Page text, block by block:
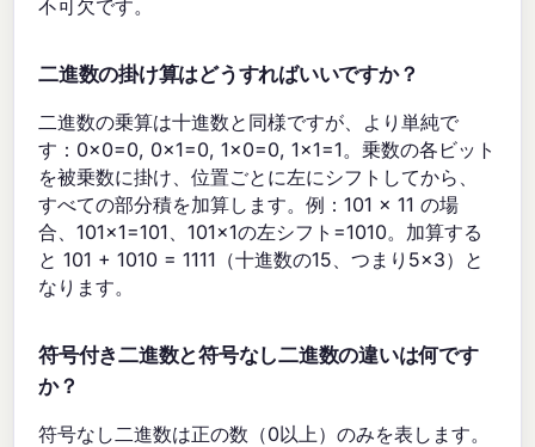
不可欠です。
二進数の掛け算はどうすればいいですか？
二進数の乗算は十進数と同様ですが、より単純で
す：0×0=0, 0×1=0, 1×0=0, 1×1=1。乗数の各ビット
を被乗数に掛け、位置ごとに左にシフトしてから、
すべての部分積を加算します。例：101 × 11 の場
合、101×1=101、101×1の左シフト=1010。加算する
と 101 + 1010 = 1111（十進数の15、つまり5×3）と
なります。
符号付き二進数と符号なし二進数の違いは何です
か？
符号なし二進数は正の数（0以上）のみを表します。